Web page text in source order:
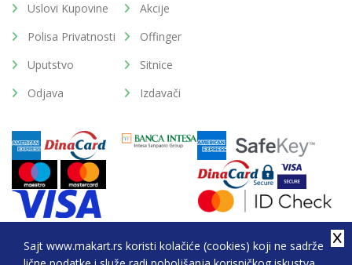
Sajt www.makart.rs koristi kolačiće (cookies) koji ne sadrže
Uslovi Kupovine
Polisa Privatnosti
Uputstvo
Odjava
Akcije
Offinger
Sitnice
Izdavači